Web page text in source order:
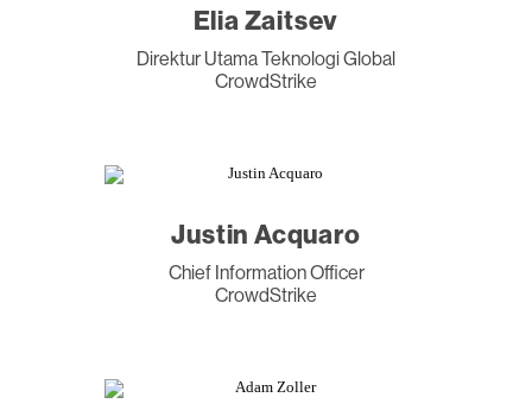
Elia Zaitsev
Direktur Utama Teknologi Global
CrowdStrike
Justin Acquaro
Chief Information Officer
CrowdStrike